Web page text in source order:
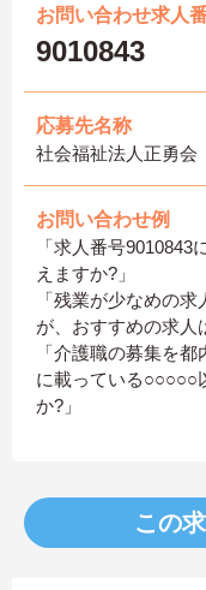
お問い合わせ求人
9010843
応募先名称
社会福祉法人正勇会
お問い合わせ例
「求人番号
えますか?」
「残業が少なめの
が、おすすめの求人
「介護職の募集を
に載っている○○○○○
か?」
この